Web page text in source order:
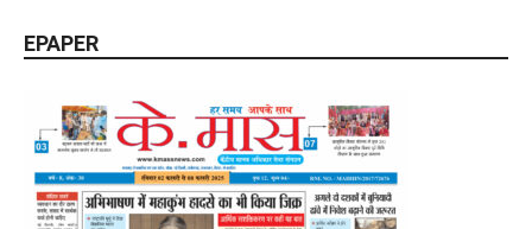
EPAPER